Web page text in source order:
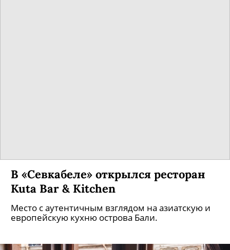
В «Севкабеле» открылся ресторан
Kuta Bar & Kitchen
Место с аутентичным взглядом на азиатскую и
европейскую кухню острова Бали.